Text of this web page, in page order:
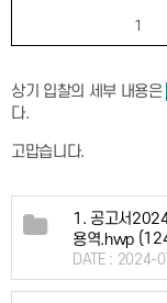
1
상기 입찰의 세부 내용은
다.
고맙습니다.
1. 공고서2024
용역.hwp
DATE :